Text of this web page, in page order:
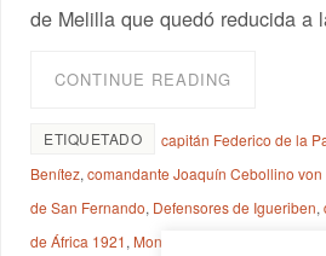
de Melilla que quedó reducida
CONTINUE READING
ETIQUETADO capitán Federico de la
Benítez,comandante Joaquín Cebollino
de San Fernando, Defensores de Igueriben,
de África 1921, Monte Arruit